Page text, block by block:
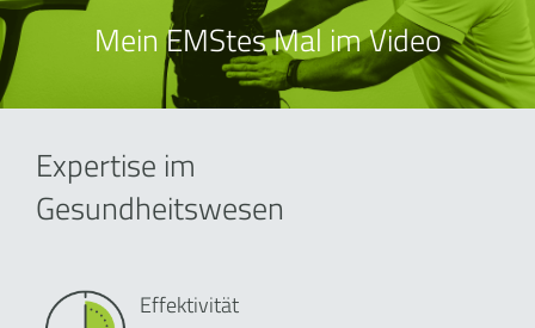
Mein EMStes Mal im Video
Expertise im
Gesundheitswesen
Effektivität